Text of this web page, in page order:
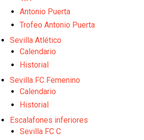
Oso es el siguiente en la lista
Banquillos confirmados: así
Previa | El Sevilla FC cierra la
Antonio Puerta
Trofeo Antonio Puerta
Sevilla Atlético
Calendario
Historial
Sevilla FC Femenino
Calendario
Historial
Escalafones inferiores
Sevilla FC C